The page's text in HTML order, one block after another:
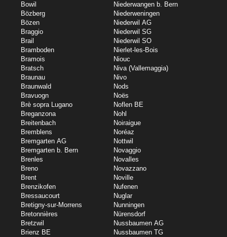
Bowil
Bözberg
Bözen
Braggio
Brail
Bramboden
Bramois
Bratsch
Braunau
Braunwald
Bravuogn
Brè sopra Lugano
Breganzona
Breitenbach
Bremblens
Bremgarten AG
Bremgarten b. Bern
Brenles
Breno
Brent
Brenzikofen
Bressaucourt
Bretigny-sur-Morrens
Bretonnières
Bretzwil
Brienz BE
Niederwangen b. Bern
Niederweningen
Niederwil AG
Niederwil SG
Niederwil SO
Nierlet-les-Bois
Niouc
Niva (Vallemaggia)
Nivo
Nods
Noës
Noflen BE
Nohl
Noiraigue
Noréaz
Nottwil
Novaggio
Novalles
Novazzano
Noville
Nufenen
Nuglar
Nunningen
Nürensdorf
Nussbaumen AG
Nussbaumen TG